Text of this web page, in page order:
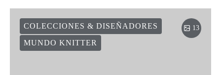
COLECCIONES & DISEÑADORES
MUNDO KNITTER
13